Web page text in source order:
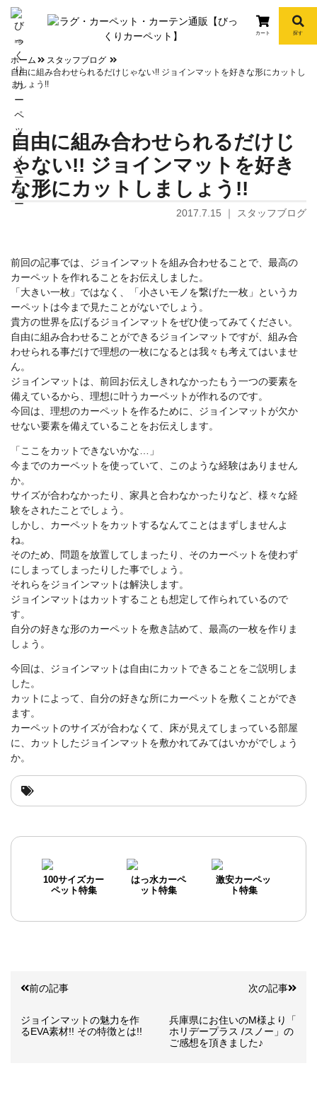
info
カート 探す
ホーム
スタッフブログ
自由に組み合わせられるだけじゃない!! ジョインマットを好きな形にカットし
ましょう!!
自由に組み合わせられるだけじ
ゃない!! ジョインマットを好き
な形にカットしましょう!!
2017.7.15 ｜ スタッフブログ
前回の記事では、ジョインマットを組み合わせることで、最高の
カーペットを作れることをお伝えしました。
「大きい一枚」ではなく、「小さいモノを繋げた一枚」というカ
ーペットは今まで見たことがないでしょう。
貴方の世界を広げるジョインマットをぜひ使ってみてください。
自由に組み合わせることができるジョインマットですが、組み合
わせられる事だけで理想の一枚になるとは我々も考えてはいませ
ん。
ジョインマットは、前回お伝えしきれなかったもう一つの要素を
備えているから、理想に叶うカーペットが作れるのです。
今回は、理想のカーペットを作るために、ジョインマットが欠か
せない要素を備えていることをお伝えします。
「ここをカットできないかな…」
今までのカーペットを使っていて、このような経験はありません
か。
サイズが合わなかったり、家具と合わなかったりなど、様々な経
験をされたことでしょう。
しかし、カーペットをカットするなんてことはまずしませんよ
ね。
そのため、問題を放置してしまったり、そのカーペットを使わず
にしまってしまったりした事でしょう。
それらをジョインマットは解決します。
ジョインマットはカットすることも想定して作られているので
す。
自分の好きな形のカーペットを敷き詰めて、最高の一枚を作りま
しょう。
今回は、ジョインマットは自由にカットできることをご説明しま
した。
カットによって、自分の好きな所にカーペットを敷くことができ
ます。
カーペットのサイズが合わなくて、床が見えてしまっている部屋
に、カットしたジョインマットを敷かれてみてはいかがでしょう
か。
100サイズカー
ペット特集
はっ水カーペ
ット特集
激安カーペッ
ト特集
前の記事
ジョインマットの魅力を作
るEVA素材!! その特徴とは!!
次の記事
兵庫県にお住いのM様より「
ホリデープラス /スノー」の
ご感想を頂きました♪